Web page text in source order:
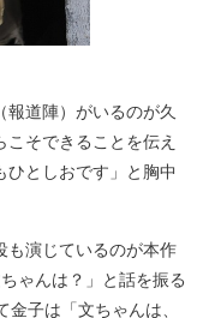
道陣）がいるのが久
そできることを伝え
としおです」と胸中
も演じているのが本作
ゃんは？」と話を振る
子は「文ちゃんは、